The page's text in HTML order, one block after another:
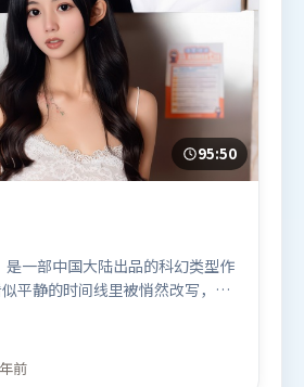
95:50
一部中国大陆出品的科幻类型作
平静的时间线里被悄然改写，人
在的撕裂。视听风格统一而富有
情绪贴合。由李安执导，周冬
，黄政民、孙艺珍、雷佳音等联
前